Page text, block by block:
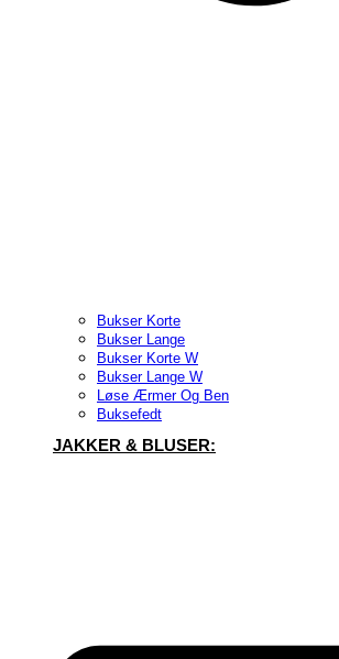
Bukser Korte
Bukser Lange
Bukser Korte W
Bukser Lange W
Løse Ærmer Og Ben
Buksefedt
JAKKER & BLUSER: